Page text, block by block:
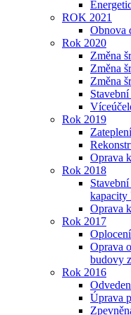
ROK 2021
Obnova
Rok 2020
Změna
Změna
Změna
Rok 2019
Oprava
Rok 2018
kapacity
Oprava
Rok 2017
Oprava
budovy
Rok 2016
Úprava